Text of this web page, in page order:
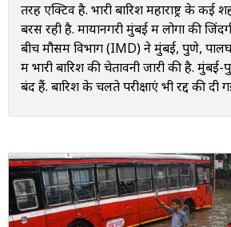
10:15 AM
Mumbai Rain Live: बारिश के बीच घरों से
Mumbai Rain: पिछले 4 दिनों में 13 लोगों
तरह एक्टिव है. भारी बारिश महाराष्ट्र के
बरस रही है. मायानगरी मुंबई में लोगों की
बीच मौसम विभाग (IMD) ने मुंबई, पुणे,
में भारी बारिश की चेतावनी जारी की है.
बंद हैं. बारिश के चलते परीक्षाएं भी रद्द की दी